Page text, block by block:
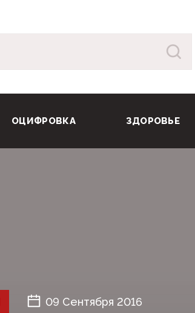
ОЦИФРОВКА ЗДОРОВЬЕ
09 Сентября 2016